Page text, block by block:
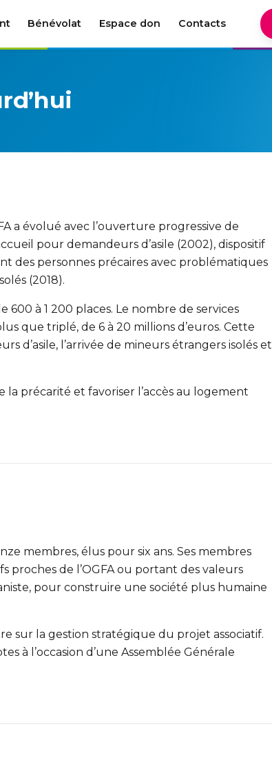
Bénévolat Espace don Contacts
a évolué avec l’ouverture progressive de
pour demandeurs d’asile (2002), dispositif
des personnes précaires avec problématiques
(2018).
600 à 1 200 places. Le nombre de services
que triplé, de 6 à 20 millions d’euros. Cette
d’asile, l’arrivée de mineurs étrangers isolés et
la précarité et favoriser l’accès au logement
membres, élus pour six ans. Ses membres
proches de l’OGFA ou portant des valeurs
pour construire une société plus humaine
sur la gestion stratégique du projet associatif.
à l’occasion d’une Assemblée Générale